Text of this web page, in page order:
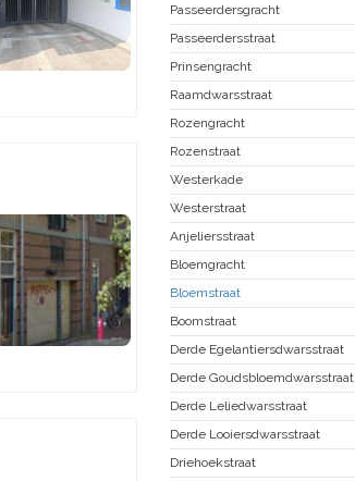
Passeerdersgracht
Passeerdersstraat
Prinsengracht
Raamdwarsstraat
Rozengracht
Rozenstraat
Westerkade
Westerstraat
Anjeliersstraat
Bloemgracht
Bloemstraat
Boomstraat
Derde Egelantiersdwarsstraat
Derde Goudsbloemdwarsstraat
Derde Leliedwarsstraat
Derde Looiersdwarsstraat
Driehoekstraat